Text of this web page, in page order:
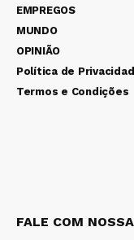
EMPREGOS
MUNDO
OPINIÃO
Política de
Termos e Condições
FALE COM